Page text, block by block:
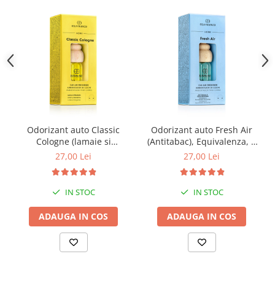
Odorizant auto Classic
Cologne (lamaie si
mandarina), Equivalenza, 6
27,00 Lei
IN STOC
ADAUGA IN COS
Odorizant auto Fresh Air
(Antitabac), Equivalenza, 6
ml
27,00 Lei
IN STOC
ADAUGA IN COS